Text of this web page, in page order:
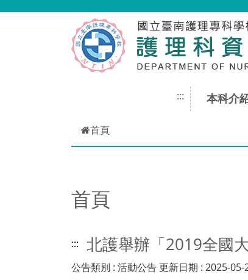
::: 本科介
首頁
首頁
::: 北護舉辦「2019全國
公告類別 : 活動公告 更新日期 : 2025-